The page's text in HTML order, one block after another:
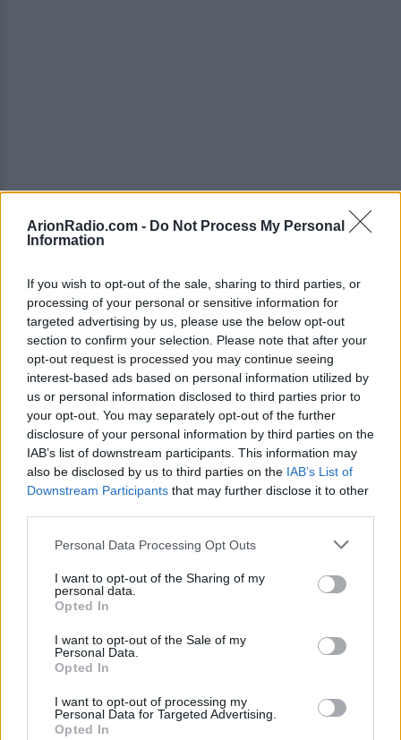
ArionRadio.com - Do Not Process My Personal
Information
If you wish to opt-out of the sale, sharing to third parties, or
processing of your personal or sensitive information for
targeted advertising by us, please use the below opt-out
section to confirm your selection. Please note that after your
opt-out request is processed you may continue seeing
interest-based ads based on personal information utilized by
us or personal information disclosed to third parties prior to
your opt-out. You may separately opt-out of the further
disclosure of your personal information by third parties on the
IAB’s list of downstream participants. This information may
also be disclosed by us to third parties on the IAB’s List of
Downstream Participants that may further disclose it to other
Personal Data Processing Opt Outs
I want to opt-out of the Sharing of my
personal data.
Opted In
I want to opt-out of the Sale of my
Personal Data.
Opted In
I want to opt-out of processing my
Personal Data for Targeted Advertising.
Opted In
Οι 12 φιναλίστ προκάλεσαν έκπληξη στο κοινό
ελληνικά - λαϊκά τραγούδια από τους Κώστα
Αγέρη και τον, Κώστα Καραφώτη. Ωστόσο αυτό
που προκάλεσε έκπηλξη στο κοινό είναι το
γεγονός ότι το τραγούδι στο οποίο ήταν
συνθέτης και στιχουργός ο γνωστός
καλλιτέχνης, Μπάμπης Στόκας έμεινε εκτός.
Ο λόγος για το τραγούδι «Θα μάθω να αγαπώ»
με ερμηνευτές τη Σαλίνα Γαβαλά και τον Tsiak.
Όπως έγινε γνωστό αποκλείστηκε από τον
εθνικό τελικό, καθώς παρά τους όρους και
προϋποθέσεις συμμετοχής στη διαδικασία
επιλογής, ο τίτλος του τραγουδιού
από την ερμηνεύτρια.
Έτσι, αντικαταστάθηκε από το πρώτο στη
λίστα των εφεδρικών, τραγούδι. Πρόκειται για